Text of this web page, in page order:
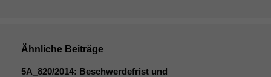
Ähnliche Beiträge
5A_820/2014: Beschwerdefrist und